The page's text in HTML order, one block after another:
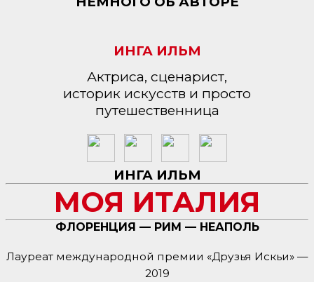
ИНГА ИЛЬМ
Актриса, сценарист,
историк искусств и просто
путешественница
ИНГА ИЛЬМ
МОЯ ИТАЛИЯ
ФЛОРЕНЦИЯ — РИМ — НЕАПОЛЬ
Лауреат международной премии «Друзья Искьи» —
2019